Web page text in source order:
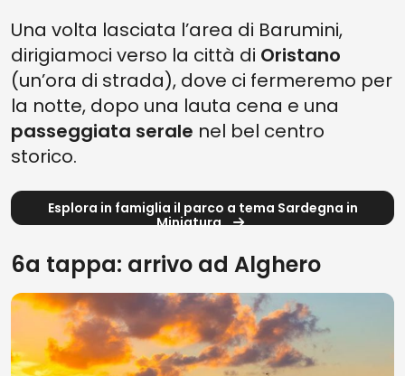
Una volta lasciata l’area di Barumini,
dirigiamoci verso la città di Oristano
(un’ora di strada), dove ci fermeremo per
la notte, dopo una lauta cena e una
passeggiata serale nel bel centro
storico.
Esplora in famiglia il parco a tema Sardegna in
Miniatura
6a tappa: arrivo ad Alghero